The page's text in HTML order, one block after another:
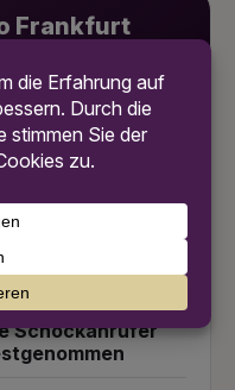
Frankfurt
Redaktion prüft
Polizisten:
Schockanrufer